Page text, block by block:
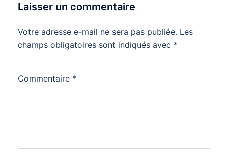
Laisser un commentaire
Votre adresse e-mail ne sera pas publiée. Les
champs obligatoires sont indiqués avec *
Commentaire *